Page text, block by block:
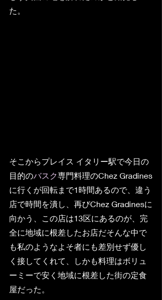
た。
そこからプレイス イタリー駅で今日の
目的のバスク専門料理のChez Gradines
に行くが回転まで1時間あるので、違う
店で時間を潰し、再びChez Gradinesに
向かう、この店は13区にあるのが、完
全に地域に根差したお店だそんな中で
も私のようなよそ者にも差別せず優し
く接してくれて、しかも料理はボリュ
ーミーで安く地域に根差した街の定食
屋だった。